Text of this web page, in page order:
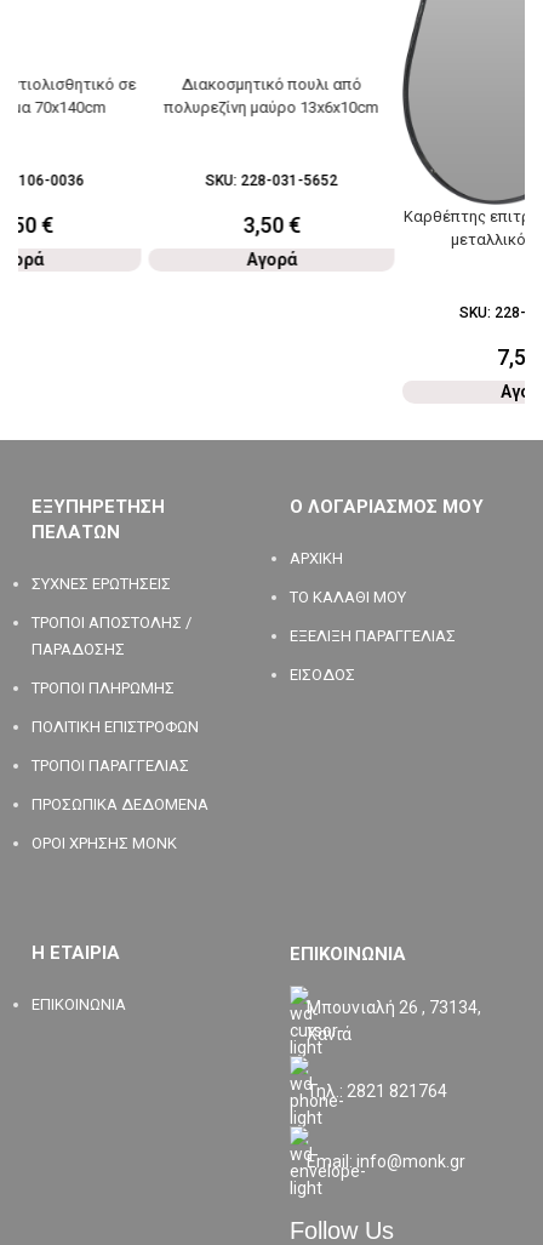
σε
70x140cm
106-0036
€
Διακοσμητικό πουλι από
πολυρεζίνη μαύρο 13x6x10cm
SKU: 228-031-5652
3,50€
Αγορά
Καρθέπτης
μεταλλικός
SKU: 228-
7,50
ΕΞΥΠΗΡΕΤΗΣΗ
ΠΕΛΑΤΩΝ
ΣΥΧΝΕΣ ΕΡΩΤΗΣΕΙΣ
ΤΡΟΠΟΙ ΑΠΟΣΤΟΛΗΣ /
ΠΑΡΑΔΟΣΗΣ
ΤΡΟΠΟΙ ΠΛΗΡΩΜΗΣ
ΠΟΛΙΤΙΚΗ ΕΠΙΣΤΡΟΦΩΝ
ΤΡΟΠΟΙ ΠΑΡΑΓΓΕΛΙΑΣ
ΠΡΟΣΩΠΙΚΑ ΔΕΔΟΜΕΝΑ
ΟΡΟΙ ΧΡΗΣΗΣ MONK
Ο ΛΟΓΑΡΙΑΣΜΟΣ ΜΟΥ
ΑΡΧΙΚΗ
ΤΟ ΚΑΛΑΘΙ ΜΟΥ
ΕΞΕΛΙΞΗ ΠΑΡΑΓΓΕΛΙΑΣ
ΕΙΣΟΔΟΣ
Η ΕΤΑΙΡΙΑ
ΕΠΙΚΟΙΝΩΝΙΑ
ΕΠΙΚΟΙΝΩΝΙΑ
Μπουνιαλή 26 , 73134,
Χανιά
Τηλ.: 2821 821764
Email: info@monk.gr
Follow Us